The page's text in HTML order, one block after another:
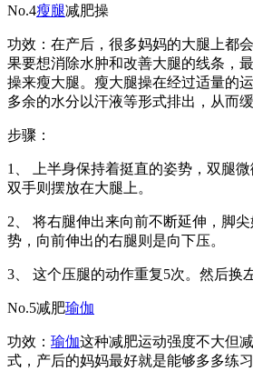
No.4瘦腿减肥操
功效：在产后，很多妈妈的大腿上都
果要想消除水肿和改善大腿的线条，
操来瘦大腿。瘦大腿操在经过适量的
多余的水分以汗液等形式排出，从而缓
步骤：
1、 上半身保持着挺直的姿势，双腿
双手则摆放在大腿上。
2、 将右腿伸出来向前不断延伸，脚
势，向前伸出的右腿则是向下压。
3、 这个压腿的动作重复5次。然后换
No.5减肥瑜伽
功效： 瑜伽这种减肥运动强度不大但
式，产后的妈妈最好就是能够多多练